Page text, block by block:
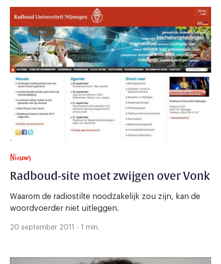
Nieuws
Radboud-site moet zwijgen over Vonk
Waarom de radiostilte noodzakelijk zou zijn, kan de
woordvoerder niet uitleggen.
20 september 2011 - 1 min.